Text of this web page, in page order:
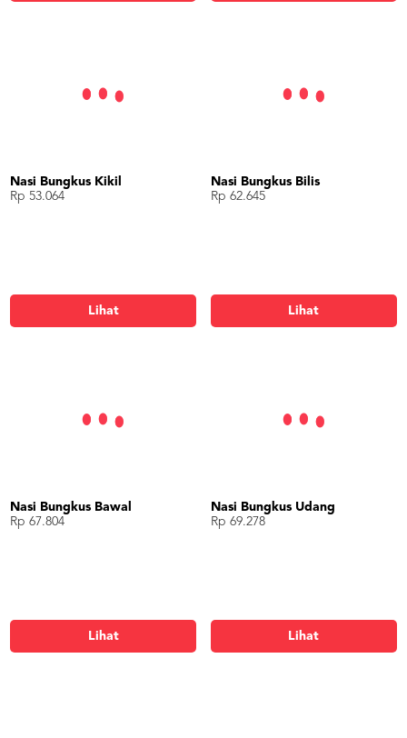
Nasi Bungkus Kikil
Rp 53.064
Lihat
Nasi Bungkus Bilis
Rp 62.645
Lihat
Nasi Bungkus Bawal
Rp 67.804
Lihat
Nasi Bungkus Udang
Rp 69.278
Lihat